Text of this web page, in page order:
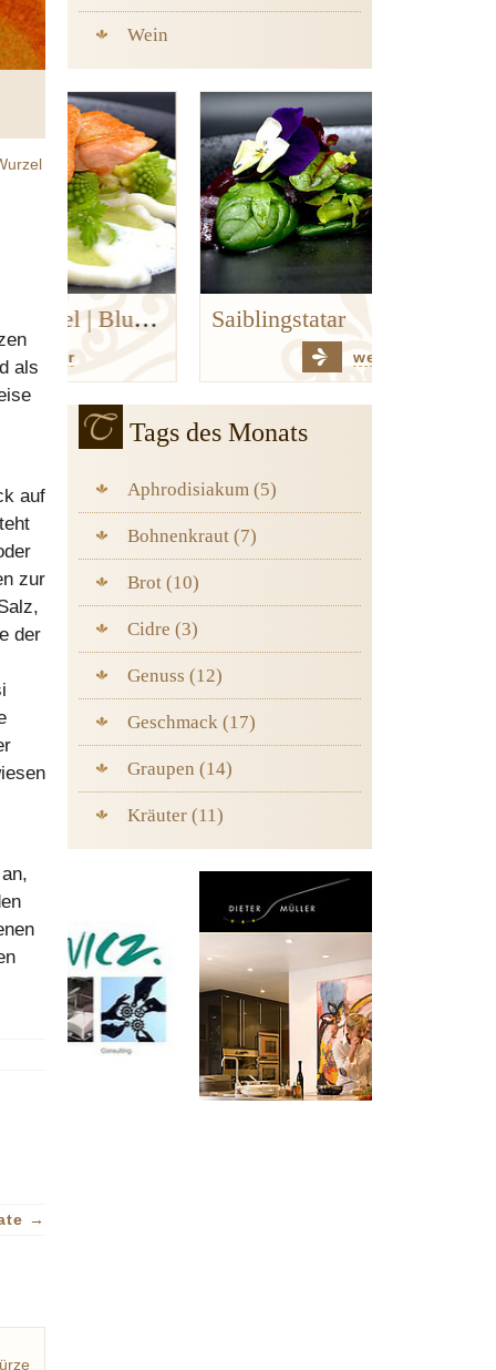
als
auf
zur
der
→
Wein
Saiblingstatar
Tags des Monats
Aphrodisiakum (5)
Bohnenkraut (7)
Brot (10)
Cidre (3)
Genuss (12)
Geschmack (17)
Graupen (14)
Kräuter (11)